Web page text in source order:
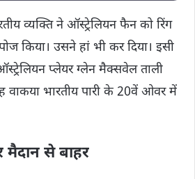
व्यक्ति ने ऑस्ट्रेलियन फैन को रिंग
किया। उसने हां भी कर दिया। इसी
प्लेयर ग्लेन मैक्सवेल ताली
वाकया भारतीय पारी के 20वें ओवर में
मैदान से बाहर